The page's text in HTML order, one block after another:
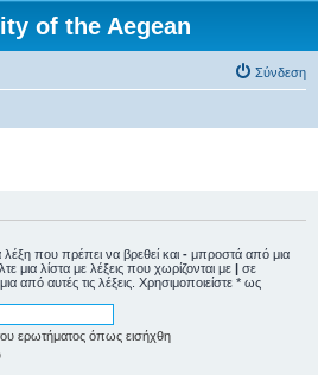
of the Aegean
Σύνδεση
που πρέπει να βρεθεί και - μπροστά από μια
μια λίστα με λέξεις που χωρίζονται με | σε
από αυτές τις λέξεις. Χρησιμοποιείστε * ως
ερωτήματος όπως εισήχθη